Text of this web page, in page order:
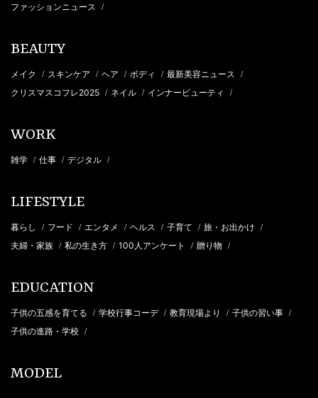
ファッションニュース /
BEAUTY
メイク / スキンケア / ヘア / ボディ / 最新美容ニュース /
クリスマスコフレ2025 / ネイル / インナービューティ /
WORK
雑学 / 仕事 / デジタル /
LIFESTYLE
暮らし / フード / エンタメ / ヘルス / 子育て / 旅・お出かけ /
夫婦・家族 / 私の生き方 / 100人アンケート / 贈り物 /
EDUCATION
子供の五感を育てる / 学校行事コーデ / 教育現場より / 子供の習い事 /
子供の進路・学校 /
MODEL